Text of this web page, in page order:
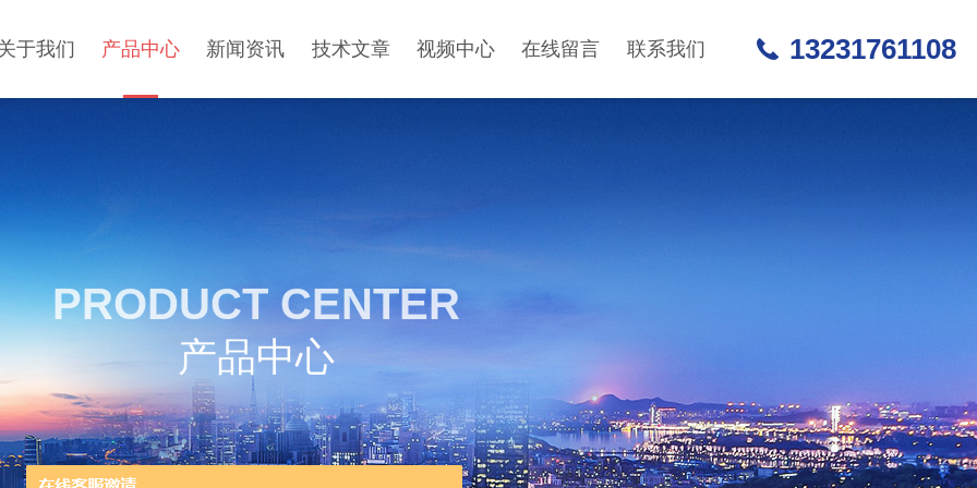
于我们 产品中心 新闻资讯 技术文章 视频中心 在线留言 联系我们 13231761108
PRODUCT CENTER
产品中心